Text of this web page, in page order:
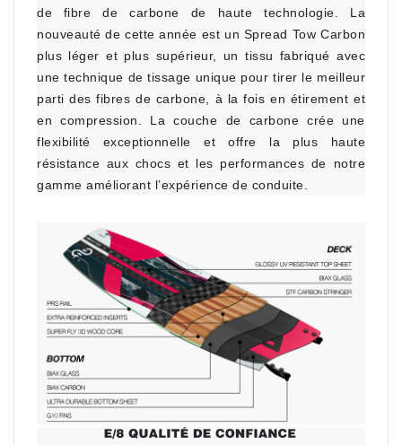
de fibre de carbone de haute technologie. La
nouveauté de cette année est un Spread Tow Carbon
plus léger et plus supérieur, un tissu fabriqué avec
une technique de tissage unique pour tirer le meilleur
parti des fibres de carbone, à la fois en étirement et
en compression. La couche de carbone crée une
flexibilité exceptionnelle et offre la plus haute
résistance aux chocs et les performances de notre
gamme améliorant l’expérience de conduite.